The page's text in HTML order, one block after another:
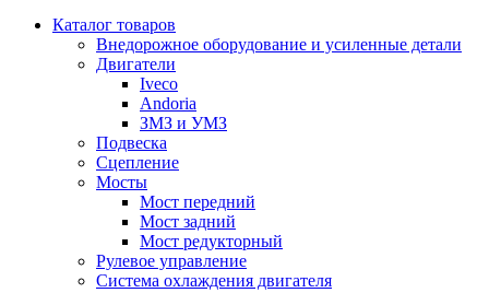
Каталог товаров
Внедорожное оборудование и усиленные детали
Двигатели
Iveco
Andoria
ЗМЗ и УМЗ
Подвеска
Сцепление
Мосты
Мост передний
Мост задний
Мост редукторный
Рулевое управление
Система охлаждения двигателя